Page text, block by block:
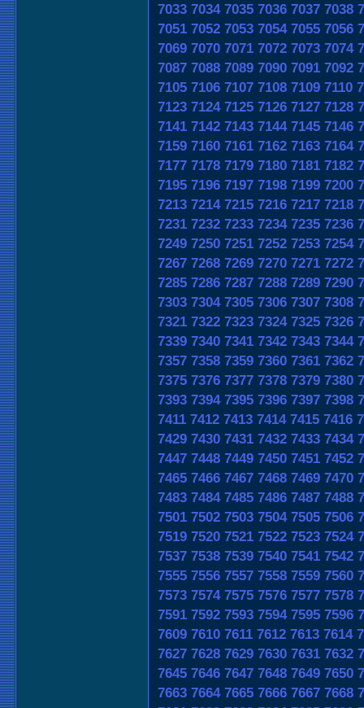
7033 7034 7035 7036 7037 7038
7051 7052 7053 7054 7055 7056
7069 7070 7071 7072 7073 7074
7087 7088 7089 7090 7091 7092
7105 7106 7107 7108 7109 7110
7123 7124 7125 7126 7127 7128
7141 7142 7143 7144 7145 7146
7159 7160 7161 7162 7163 7164
7177 7178 7179 7180 7181 7182
7195 7196 7197 7198 7199 7200
7213 7214 7215 7216 7217 7218
7231 7232 7233 7234 7235 7236
7249 7250 7251 7252 7253 7254
7267 7268 7269 7270 7271 7272
7285 7286 7287 7288 7289 7290
7303 7304 7305 7306 7307 7308
7321 7322 7323 7324 7325 7326
7339 7340 7341 7342 7343 7344
7357 7358 7359 7360 7361 7362
7375 7376 7377 7378 7379 7380
7393 7394 7395 7396 7397 7398
7411 7412 7413 7414 7415 7416
7429 7430 7431 7432 7433 7434
7447 7448 7449 7450 7451 7452
7465 7466 7467 7468 7469 7470
7483 7484 7485 7486 7487 7488
7501 7502 7503 7504 7505 7506
7519 7520 7521 7522 7523 7524
7537 7538 7539 7540 7541 7542
7555 7556 7557 7558 7559 7560
7573 7574 7575 7576 7577 7578
7591 7592 7593 7594 7595 7596
7609 7610 7611 7612 7613 7614
7627 7628 7629 7630 7631 7632
7645 7646 7647 7648 7649 7650
7663 7664 7665 7666 7667 7668